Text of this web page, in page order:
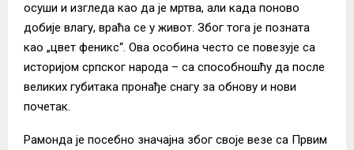
осуши и изгледа као да је мртва, али када поново
добије влагу, враћа се у живот. Због тога је позната
као „цвет феникс“. Ова особина често се повезује са
историјом српског народа – са способношћу да после
великих губитака пронађе снагу за обнову и нови
почетак.
Рамонда је посебно значајна због своје везе са Првим